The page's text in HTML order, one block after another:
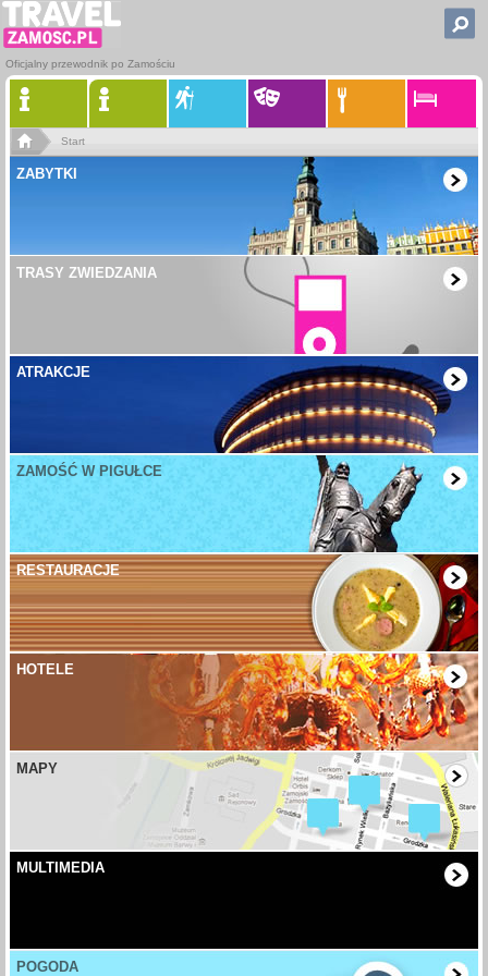
Oficjalny przewodnik po Zamościu
Start
ZABYTKI
TRASY ZWIEDZANIA
ATRAKCJE
ZAMOŚĆ W PIGUŁCE
RESTAURACJE
HOTELE
MAPY
MULTIMEDIA
POGODA